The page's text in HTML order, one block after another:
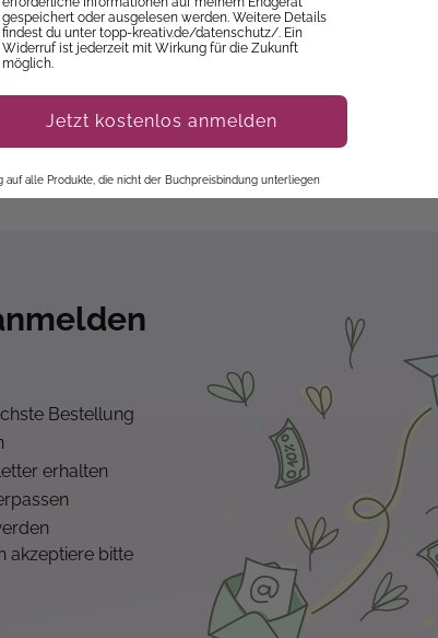
Bestellung
erhalten
akzeptiere bitte
gespeichert oder ausgelesen werden. Weitere Details
findest du unter topp-kreativ.de/datenschutz/. Ein
Widerruf ist jederzeit mit Wirkung für die Zukunft
möglich.
Jetzt kostenlos anmelden
auf alle Produkte, die nicht der Buchpreisbindung unterliegen